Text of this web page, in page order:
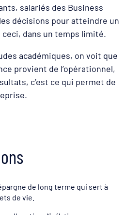
salariés des Business
décisions pour atteindre un
dans un temps limité.
académiques, on voit que
provient de l’opérationnel,
c’est ce qui permet de
de long terme qui sert à
de vie.